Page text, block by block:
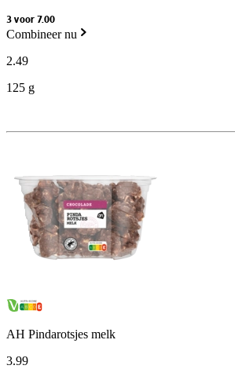
3 voor 7.00
Combineer nu
2.49
125 g
AH Pindarotsjes melk
3.99